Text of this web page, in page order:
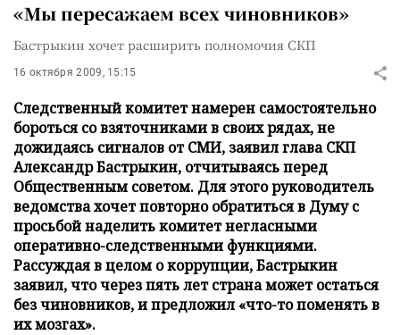
«Мы пересажаем всех чиновников»
Бастрыкин хочет расширить полномочия СКП
16 октября 2009, 15:15
Следственный комитет намерен самостоятельно
бороться со взяточниками в своих рядах, не
дожидаясь сигналов от СМИ, заявил глава СКП
Александр Бастрыкин, отчитываясь перед
Общественным советом. Для этого руководитель
ведомства хочет повторно обратиться в Думу с
просьбой наделить комитет негласными
оперативно-следственными функциями.
Рассуждая в целом о коррупции, Бастрыкин
заявил, что через пять лет страна может остаться
без чиновников, и предложил «что-то поменять в
их мозгах».